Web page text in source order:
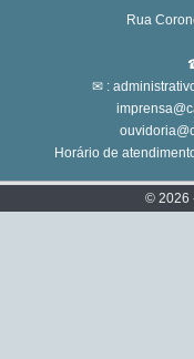
Rua
✉ :
Horário de
© 2026